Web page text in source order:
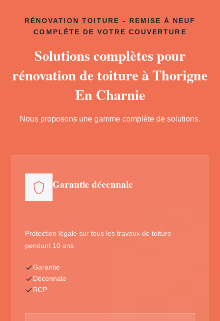
RÉNOVATION TOITURE - REMISE À NEUF
COMPLÈTE DE VOTRE COUVERTURE
Solutions complètes pour
rénovation de toiture à Thorigne
En Charnie
Nous proposons une gamme complète de solutions.
Garantie décennale
Protection légale sur tous les travaux de toiture
pendant 10 ans.
Garantie
Décennale
RCP